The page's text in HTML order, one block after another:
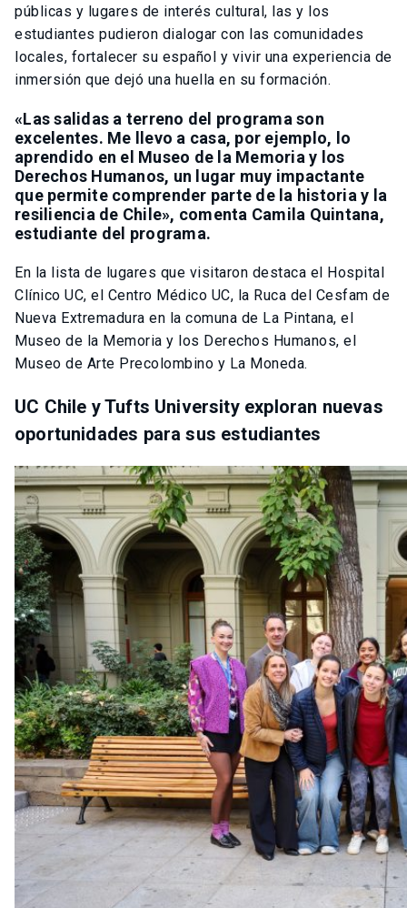
públicas y lugares de interés cultural, las y los
estudiantes pudieron dialogar con las comunidades
locales, fortalecer su español y vivir una experiencia de
inmersión que dejó una huella en su formación.
«Las salidas a terreno del programa son
excelentes. Me llevo a casa, por ejemplo, lo
aprendido en el Museo de la Memoria y los
Derechos Humanos, un lugar muy impactante
que permite comprender parte de la historia y la
resiliencia de Chile», comenta Camila Quintana,
estudiante del programa.
En la lista de lugares que visitaron destaca el Hospital
Clínico UC, el Centro Médico UC, la Ruca del Cesfam de
Nueva Extremadura en la comuna de La Pintana, el
Museo de la Memoria y los Derechos Humanos, el
Museo de Arte Precolombino y La Moneda.
UC Chile y Tufts University exploran nuevas
oportunidades para sus estudiantes